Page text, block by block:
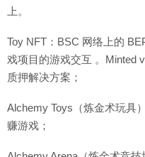
上。
Toy NFT：BSC 网络上的
戏项目的游戏交互 。Minted
质押解决方案；
Alchemy Toys（炼金术玩具
赚游戏；